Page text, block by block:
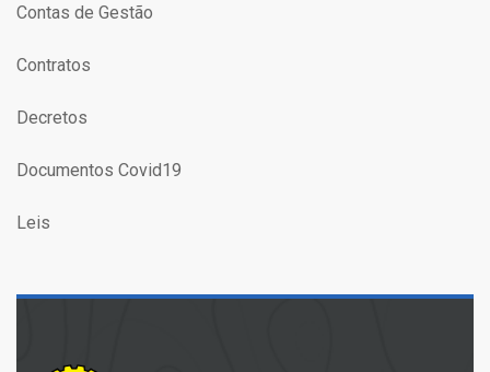
Contas de Gestão
Contratos
Decretos
Documentos Covid19
Leis